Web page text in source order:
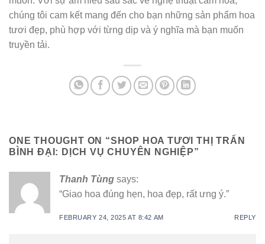
chúng tôi cam kết mang đến cho bạn những sản phẩm hoa
tươi đẹp, phù hợp với từng dịp và ý nghĩa mà bạn muốn
truyền tải.
ONE THOUGHT ON “SHOP HOA TƯƠI THỊ TRẤN
BÌNH ĐẠI: DỊCH VỤ CHUYÊN NGHIỆP”
Thanh Tùng says:
“Giao hoa đúng hẹn, hoa đẹp, rất ưng ý.”
FEBRUARY 24, 2025 AT 8:42 AM REPLY